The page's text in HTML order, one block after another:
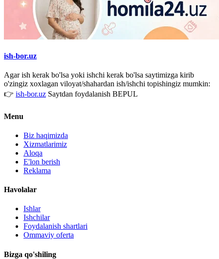
ish-bor.uz
Agar ish kerak bo'lsa yoki ishchi kerak bo'lsa saytimizga kirib
o'zingiz xoxlagan viloyat/shahardan ish/ishchi topishingiz mumkin:
👉 ish-bor.uz Saytdan foydalanish BEPUL
Menu
Biz haqimizda
Xizmatlarimiz
Aloqa
E'lon berish
Reklama
Havolalar
Ishlar
Ishchilar
Foydalanish shartlari
Ommaviy oferta
Bizga qo'shiling